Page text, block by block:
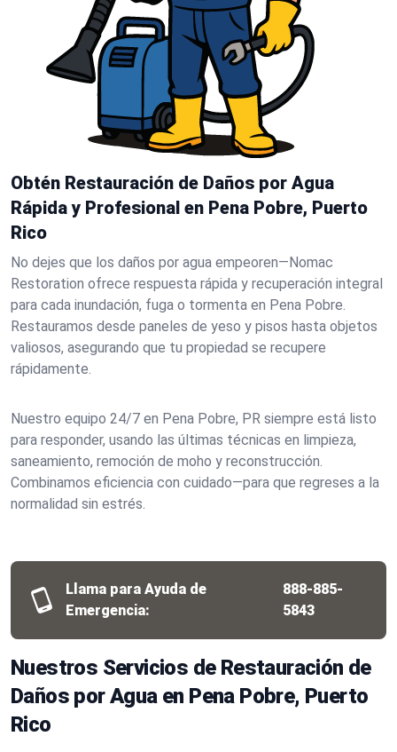
Obtén Restauración de Daños por Agua
Rápida y Profesional en Pena Pobre, Puerto
Rico
No dejes que los daños por agua empeoren—Nomac
Restoration ofrece respuesta rápida y recuperación integral
para cada inundación, fuga o tormenta en Pena Pobre.
Restauramos desde paneles de yeso y pisos hasta objetos
valiosos, asegurando que tu propiedad se recupere
rápidamente.
Nuestro equipo 24/7 en Pena Pobre, PR siempre está listo
para responder, usando las últimas técnicas en limpieza,
saneamiento, remoción de moho y reconstrucción.
Combinamos eficiencia con cuidado—para que regreses a la
normalidad sin estrés.
Llama para Ayuda de
Emergencia:
888-885-
5843
Nuestros Servicios de Restauración de
Daños por Agua en Pena Pobre, Puerto
Rico